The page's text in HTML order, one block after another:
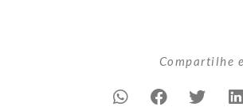
Compartilhe